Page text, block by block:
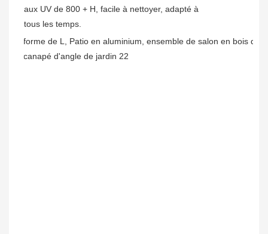
aux UV de 800 + H, facile à nettoyer, adapté à
tous les temps.